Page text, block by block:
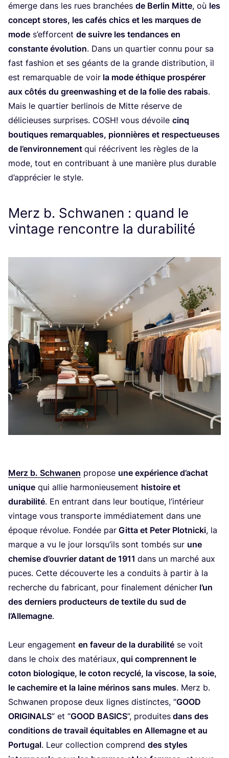
émerge dans les rues bran­chées de Ber­lin Mitte, où les
concept stores, les cafés chics et les marques de
mode s’ef­forcent de suivre les ten­dances en
constante évo­lu­tion. Dans un quar­tier connu pour sa
fast fashion et ses géants de la grande dis­tri­bu­tion, il
est remar­quable de voir la mode éthique pros­pé­rer
aux côtés du green­wa­shing et de la folie des rabais.
Mais le quar­tier ber­li­nois de Mitte réserve de
déli­cieuses sur­prises. COSH! vous dévoile cinq
bou­tiques remar­quables, pion­nières et res­pec­tueuses
de l’en­vi­ron­ne­ment qui réécrivent les règles de la
mode, tout en contri­buant à une manière plus durable
d’ap­pré­cier le style.
Merz b. Schwanen : quand le
vintage rencontre la durabilité
Merz b. Schwa­nen pro­pose une expé­rience d’a­chat
unique qui allie har­mo­nieu­se­ment his­toire et
dura­bi­li­té. En entrant dans leur bou­tique, l’in­té­rieur
vin­tage vous trans­porte immé­dia­te­ment dans une
époque révo­lue. Fon­dée par Git­ta et Peter Plot­ni­cki, la
marque a vu le jour lors­qu’ils sont tom­bés sur une
che­mise d’ou­vrier datant de 1911 dans un mar­ché aux
puces. Cette décou­verte les a conduits à par­tir à la
recherche du fabri­cant, pour fina­le­ment déni­cher l’un
des der­niers pro­duc­teurs de tex­tile du sud de
l’Al­le­magne.
Leur enga­ge­ment en faveur de la dura­bi­li­té se voit
dans le choix des maté­riaux, qui com­prennent le
coton bio­lo­gique, le coton recy­clé, la vis­cose, la soie,
le cache­mire et la laine méri­nos sans mules. Merz b.
Schwa­nen pro­pose deux lignes dis­tinctes, “GOOD
ORI­GI­NALS” et “GOOD BASICS”, pro­duites dans des
condi­tions de tra­vail équi­tables en Alle­magne et au
Por­tu­gal. Leur col­lec­tion com­prend des styles